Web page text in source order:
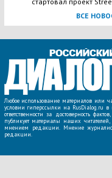
ВСЕ
Любое использование материалов или
условии гиперссылки на RusDialog.ru в
ответственности за достоверность
публикует материалы наших
мнением редакции. Мнение
редакции.